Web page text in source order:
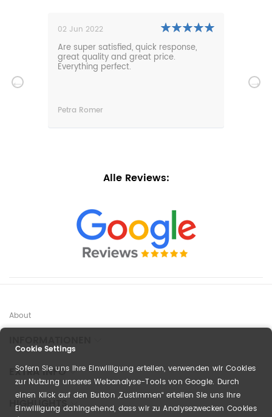
quick response,
and great price.
01 Nov 2021
Our new lounge sofa is super
comfortable and fits great in
service. Thanks very much!
Alle Reviews:
About
EXTRA INFO
HIGHLIGHTS
Cookie Settings
Sofern Sie uns Ihre Einwilligung erteilen, verwenden wir Cookies
zur Nutzung unseres Webanalyse-Tools von Google. Durch
einen Klick auf den Button „Zustimmen“ erteilen Sie uns Ihre
Einwilligung dahingehend, dass wir zu Analysezwecken Cookies